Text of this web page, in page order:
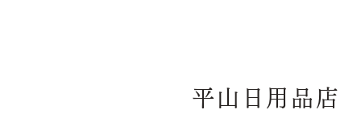
平山日用品店